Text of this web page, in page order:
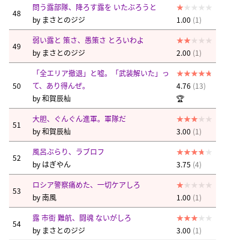
48
問う露部隊、降ろす露を いたぶろうと
by まさとのジジ 1.00 (1)
49
弱い露と 策さ、愚策さ とろいわよ
by まさとのジジ 2.00 (1)
50
「全エリア撤退」と嘘。「武装解いた」っ
て、あり得んぜ。
by和賀辰杣
4.76 (13)
🏆
51
大胆、ぐんぐん進軍。軍隊だ
by和賀辰杣 3.00 (1)
52
風呂ぶらり、ラブロフ
by はぎやん 3.75 (4)
53
ロシア警察痛めた、一切ケアしろ
by南風 1.00 (1)
54
露 市街 難航、闘魂 ないがしろ
by まさとのジジ 3.00 (1)